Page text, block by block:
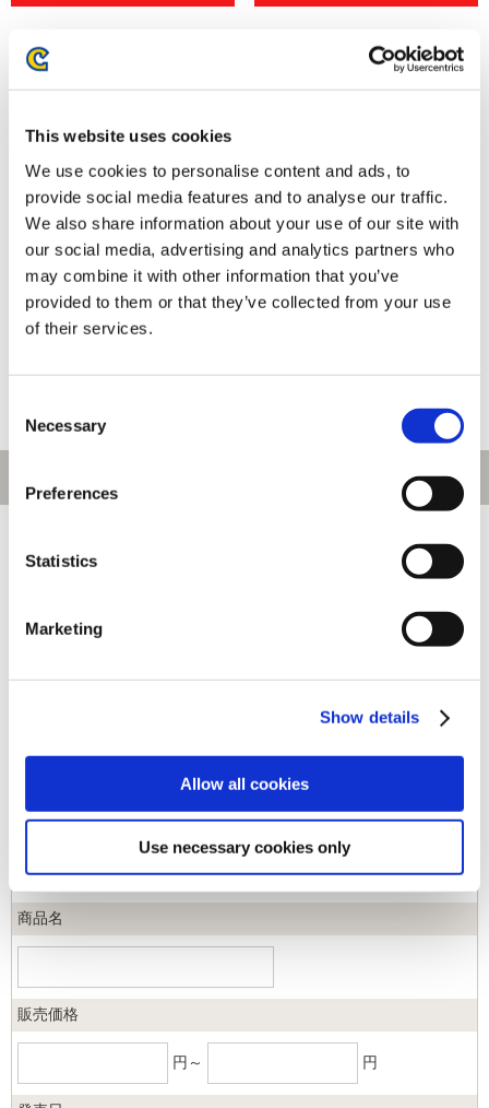
This website uses cookies
We use cookies to personalise content and ads, to
provide social media features and to analyse our traffic.
We also share information about your use of our site with
our social media, advertising and analytics partners who
may combine it with other information that you’ve
provided to them or that they’ve collected from your use
of their services.
Selection
Necessary
Preferences
Statistics
Marketing
Show details
Allow all cookies
Use necessary cookies only
モンスターハンターフェスタ'26
メタリックファイル
スケートボードデッキ専用ディ
スプレイ用フック ピンタイプ
商品コード
商品名
販売価格
円～ 円